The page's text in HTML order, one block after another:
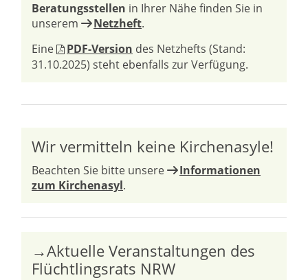
Beratungsstellen in Ihrer Nähe finden Sie in
unserem
Netzheft.
Eine
PDF-Version des Netzhefts (Stand:
31.10.2025) steht ebenfalls zur Verfügung.
Wir vermitteln keine Kirchenasyle!
Beachten Sie bitte unsere
Informationen
zum Kirchenasyl.
→Aktuelle Veranstaltungen des
Flüchtlingsrats NRW